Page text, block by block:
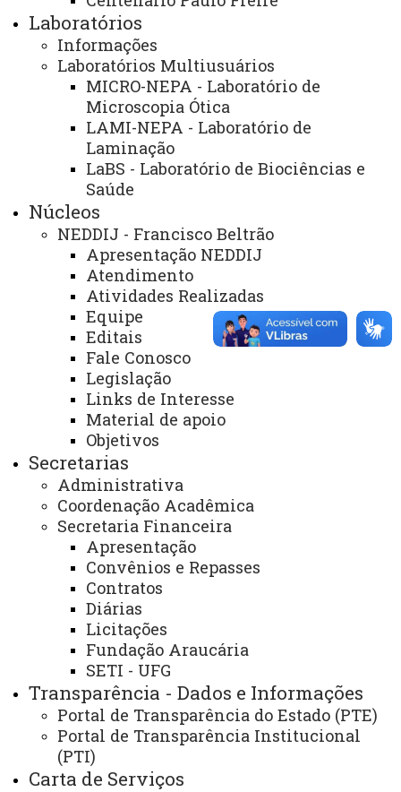
Laboratórios
Informações
Laboratórios Multiusuários
MICRO-NEPA - Laboratório de
Microscopia Ótica
LAMI-NEPA - Laboratório de
Laminação
LaBS - Laboratório de Biociências e
Saúde
Núcleos
NEDDIJ - Francisco Beltrão
Apresentação NEDDIJ
Atendimento
Atividades Realizadas
Equipe
Editais
Fale Conosco
Legislação
Links de Interesse
Material de apoio
Objetivos
Secretarias
Administrativa
Coordenação Acadêmica
Secretaria Financeira
Apresentação
Convênios e Repasses
Contratos
Diárias
Licitações
Fundação Araucária
SETI - UFG
Transparência - Dados e Informações
Portal de Transparência do Estado (PTE)
Portal de Transparência Institucional
(PTI)
Carta de Serviços
Acesso Restrito (Editores do Portal)
Arquivo Virtual
Bibliotecas
Identidade Visual
Mapa do Site
Ouvidoria
Portal Office 365
Sistemas
Telefones
Webmail
REITORIA
Secretaria Geral
Gabinete Reitoria
Secretaria dos Conselhos Superiores
PRÓ-REITORIAS
Administração e Finanças
Extensão
Graduação
Pesquisa/Pós Graduação